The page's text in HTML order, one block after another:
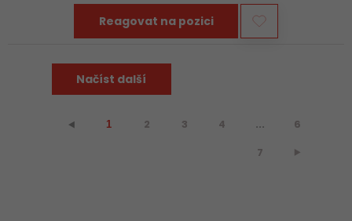
Reagovat na pozici
Načíst další
⯇ 1 2 3 4 ... 6
7 ⯈